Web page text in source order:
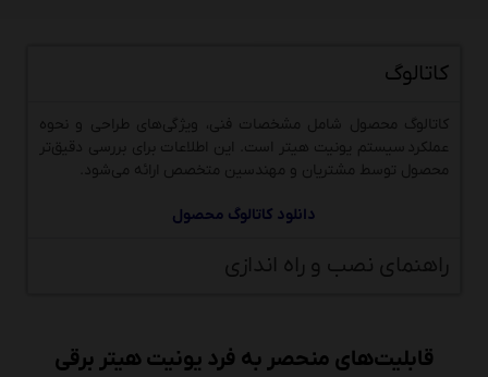
کاتالوگ
کاتالوگ محصول شامل مشخصات فنی، ویژگی‌های طراحی و نحوه
عملکرد سیستم یونیت هیتر است. این اطلاعات برای بررسی دقیق‌تر
محصول توسط مشتریان و مهندسین متخصص ارائه می‌شود.
دانلود کاتالوگ محصول
راهنمای نصب و راه اندازی
قابلیت‌های منحصر به فرد یونیت هیتر برقی